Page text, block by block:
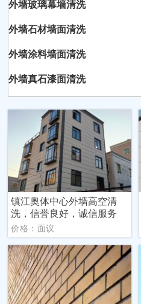
外墙玻璃幕墙清洗
外墙石材墙面清洗
外墙涂料墙面清洗
外墙真石漆面清洗
镇江奥体中心外墙高空清
洗，信誉良好，诚信服务
价格：面议